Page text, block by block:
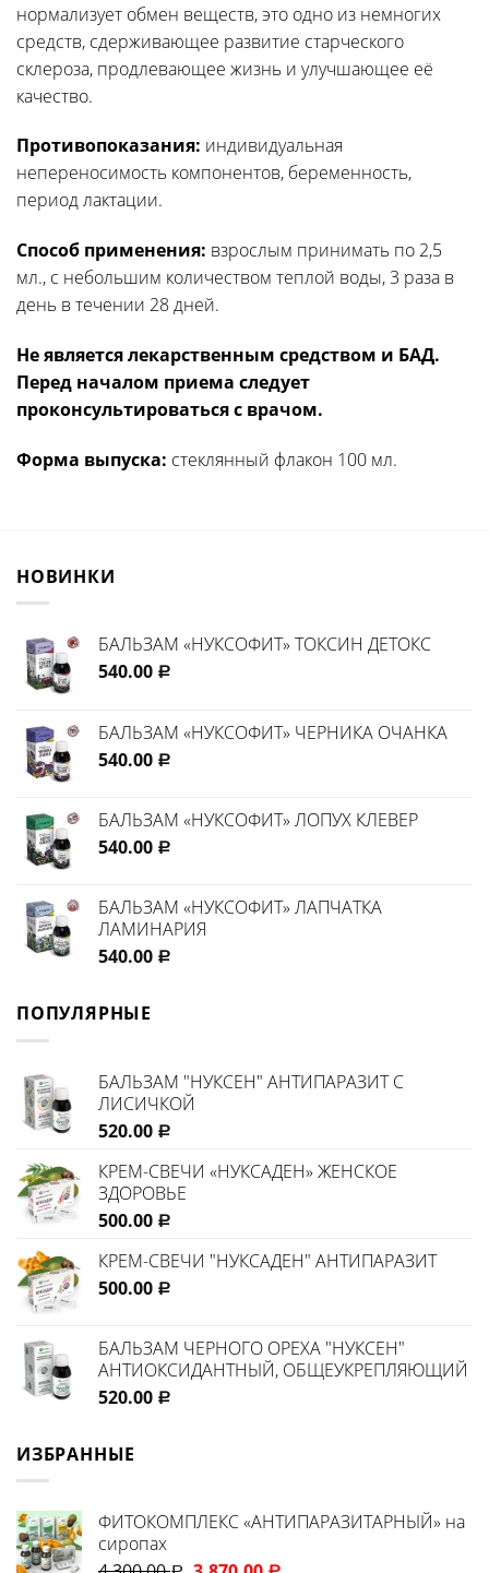
нормализует обмен веществ, это одно из немногих
средств, сдерживающее развитие старческого
склероза, продлевающее жизнь и улучшающее её
качество.
Противопоказания: индивидуальная
непереносимость компонентов, беременность,
период лактации.
Способ применения: взрослым принимать по 2,5
мл., с небольшим количеством теплой воды, 3 раза в
день в течении 28 дней.
Не является лекарственным средством и БАД.
Перед началом приема следует
проконсультироваться с врачом.
Форма выпуска: стеклянный флакон 100 мл.
НОВИНКИ
БАЛЬЗАМ «НУКСОФИТ» ТОКСИН ДЕТОКС
540.00 Р
БАЛЬЗАМ «НУКСОФИТ» ЧЕРНИКА ОЧАНКА
540.00 Р
БАЛЬЗАМ «НУКСОФИТ» ЛОПУХ КЛЕВЕР
540.00 Р
БАЛЬЗАМ «НУКСОФИТ» ЛАПЧАТКА
ЛАМИНАРИЯ
540.00 Р
ПОПУЛЯРНЫЕ
БАЛЬЗАМ "НУКСЕН" АНТИПАРАЗИТ С
ЛИСИЧКОЙ
520.00 Р
КРЕМ-СВЕЧИ «НУКСАДЕН» ЖЕНСКОЕ
ЗДОРОВЬЕ
500.00 Р
КРЕМ-СВЕЧИ "НУКСАДЕН" АНТИПАРАЗИТ
500.00 Р
БАЛЬЗАМ ЧЕРНОГО ОРЕХА "НУКСЕН"
АНТИОКСИДАНТНЫЙ, ОБЩЕУКРЕПЛЯЮЩИЙ
520.00 Р
ИЗБРАННЫЕ
ФИТОКОМПЛЕКС «АНТИПАРАЗИТАРНЫЙ» на
сиропах